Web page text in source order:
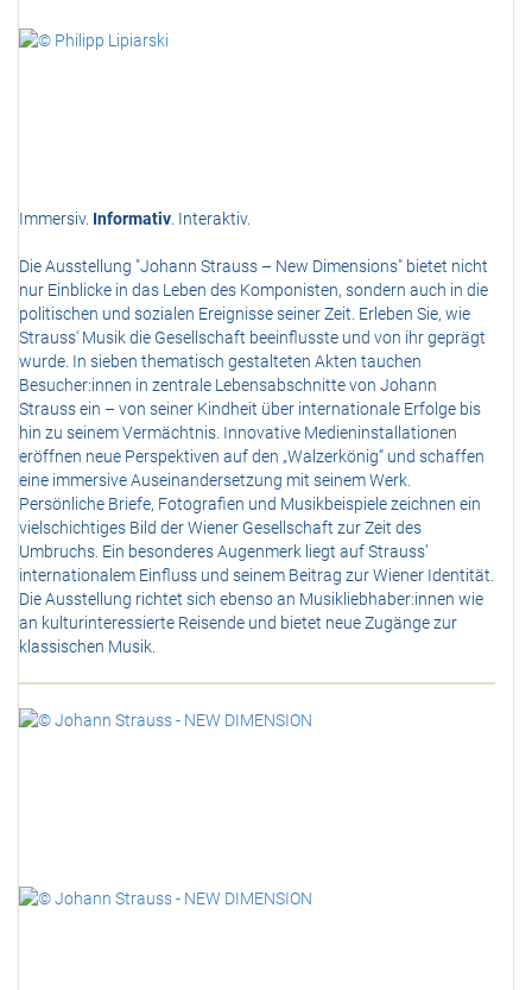
Immersiv. Informativ. Interaktiv.
Die Ausstellung "Johann Strauss – New Dimensions" bietet nicht
nur Einblicke in das Leben des Komponisten, sondern auch in die
politischen und sozialen Ereignisse seiner Zeit. Erleben Sie, wie
Strauss' Musik die Gesellschaft beeinflusste und von ihr geprägt
wurde. In sieben thematisch gestalteten Akten tauchen
Besucher:innen in zentrale Lebensabschnitte von Johann
Strauss ein – von seiner Kindheit über internationale Erfolge bis
hin zu seinem Vermächtnis. Innovative Medieninstallationen
eröffnen neue Perspektiven auf den „Walzerkönig“ und schaffen
eine immersive Auseinandersetzung mit seinem Werk.
Persönliche Briefe, Fotografien und Musikbeispiele zeichnen ein
vielschichtiges Bild der Wiener Gesellschaft zur Zeit des
Umbruchs. Ein besonderes Augenmerk liegt auf Strauss’
internationalem Einfluss und seinem Beitrag zur Wiener Identität.
Die Ausstellung richtet sich ebenso an Musikliebhaber:innen wie
an kulturinteressierte Reisende und bietet neue Zugänge zur
klassischen Musik.